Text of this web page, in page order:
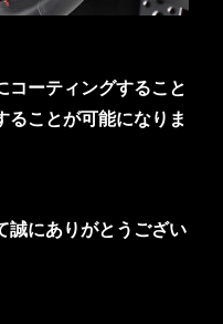
コーティングすること
ることが可能になりま
誠にありがとうござい